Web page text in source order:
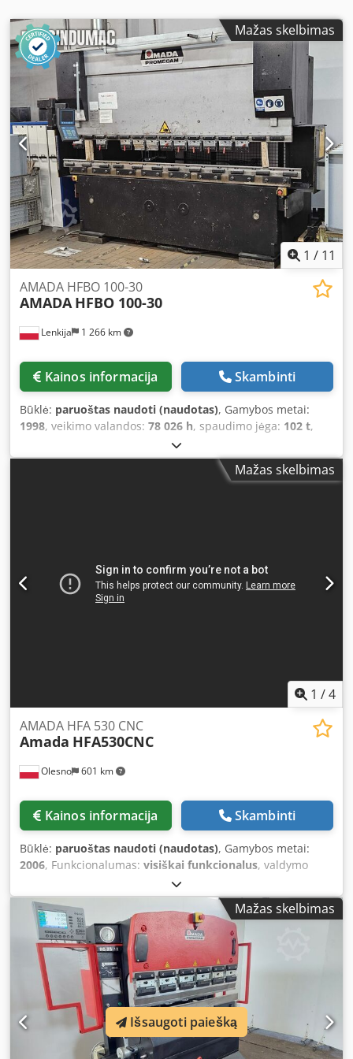
Työkalut mukana Miksi tämä kone? Amada HPF 100-3 on
vankka ja tarkka hydraulinen särmäyspuristin, joka on
suunniteltu suurivolyymiseen tuotantoon. Amadan CNC-
ohjausjärjestelmä mahdollistaa taivutussarjojen helpon
ohjelmoinnin ja tallennuksen, joten kone soveltuu sekä
sarja- että toistotuotantoon. 3 100 mm:n taivutuspituus ja
100 tonnin kapasiteetti kattavat valtaosan teollisuuden
levynmuovauksen tarpeista.
Mažas skelbimas
1 / 11
Lenkija 1 266 km
AMADA HFBO 100-30
AMADA HFBO 100-30
Kainos informacija Skambinti
Būklė: paruoštas naudoti (naudotas), Gamybos metai:
1998, veikimo valandos: 78 026 h, spaudimo jėga: 102 t,
, ašių skaičius:
„AMADA HFBO 100-30“ presinis lenkimo staklės
pagamintas 1998 metais. Jų maksimali presavimo jėga
„AMADA HFBO 100-30“ presinį lenkimo staklį. Dėl
išsamesnės informacijos susisiekite su mumis. • Atstumas
tarp rėmų: 2700 mm • Maksimalus eiga: 200 mm • Ašių
Mažas skelbimas
1 /4
Olesno 601 km
AMADA HFA 530 CNC
Amada HFA530CNC
Kainos informacija Skambinti
Būklė: paruoštas naudoti (naudotas), Gamybos metai:
2006, Funkcionalumas: visiškai funkcionalus, valdymo
, bendras svoris:
kapitalinio remonto metai:2025, automatizacijos lygis:
automatinis , AMADA HFA 530 CNC – Fully Automatic CNC
Band Saw Refurbished in 2025 | Ready for Immediate Use
The AMADA HFA 530 CNC is a fully automatic CNC band
saw designed for precise metal cutting, series production,
and heavy-duty industrial applications. Thanks to its
robust construction weighing 6.3 tons and a state-of-the-
art CNC control system, this machine delivers stable,
accurate, and repeatable cutting results. Main features
and benefits: ● Fully automatic CNC band saw for
Mažas skelbimas
Išsaugoti paiešką